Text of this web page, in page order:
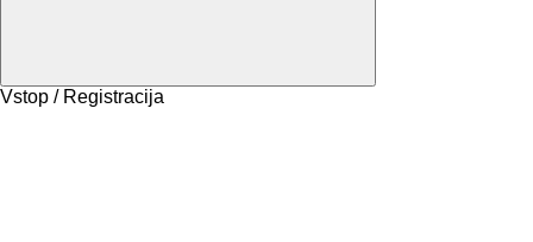
Vstop / Registracija